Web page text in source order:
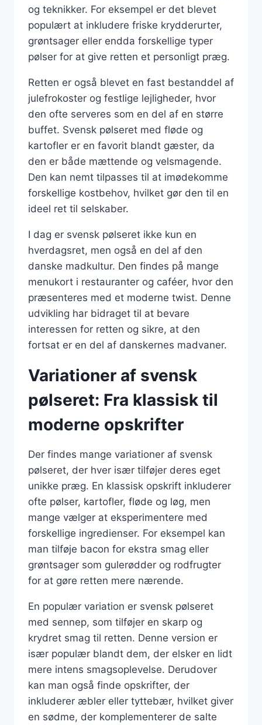
og teknikker. For eksempel er det blevet
populært at inkludere friske krydderurter,
grøntsager eller endda forskellige typer
pølser for at give retten et personligt præg.
Retten er også blevet en fast bestanddel af
julefrokoster og festlige lejligheder, hvor
den ofte serveres som en del af en større
buffet. Svensk pølseret med fløde og
kartofler er en favorit blandt gæster, da
den er både mættende og velsmagende.
Den kan nemt tilpasses til at imødekomme
forskellige kostbehov, hvilket gør den til en
ideel ret til selskaber.
I dag er svensk pølseret ikke kun en
hverdagsret, men også en del af den
danske madkultur. Den findes på mange
menukort i restauranter og caféer, hvor den
præsenteres med et moderne twist. Denne
udvikling har bidraget til at bevare
interessen for retten og sikre, at den
fortsat er en del af danskernes madvaner.
Variationer af svensk
pølseret: Fra klassisk til
moderne opskrifter
Der findes mange variationer af svensk
pølseret, der hver især tilføjer deres eget
unikke præg. En klassisk opskrift inkluderer
ofte pølser, kartofler, fløde og løg, men
mange vælger at eksperimentere med
forskellige ingredienser. For eksempel kan
man tilføje bacon for ekstra smag eller
grøntsager som gulerødder og rodfrugter
for at gøre retten mere nærende.
En populær variation er svensk pølseret
med sennep, som tilføjer en skarp og
krydret smag til retten. Denne version er
især populær blandt dem, der elsker en lidt
mere intens smagsoplevelse. Derudover
kan man også finde opskrifter, der
inkluderer æbler eller tyttebær, hvilket giver
en sødme, der komplementerer de salte